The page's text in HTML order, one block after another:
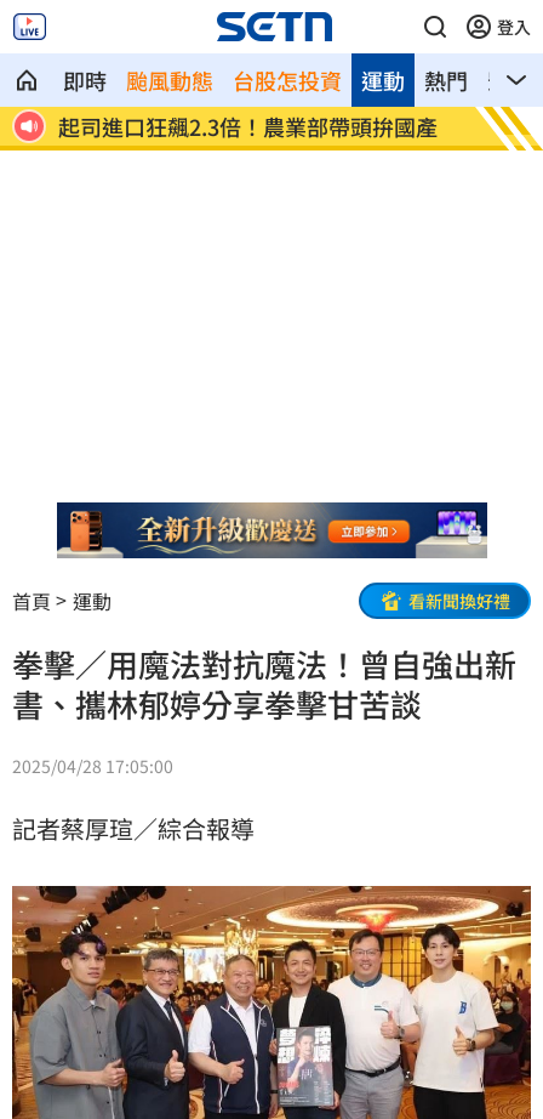
登入
即時 颱風動態 台股怎投資 熱門 影音
運動
起司進口狂飆2.3倍！農業部帶頭拚國產
淡出
首頁 運動 看新聞換好禮
拳擊／用魔法對抗魔法！曾自強出新
書、攜林郁婷分享拳擊甘苦談
2025/04/28 17:05:00
記者蔡厚瑄／綜合報導